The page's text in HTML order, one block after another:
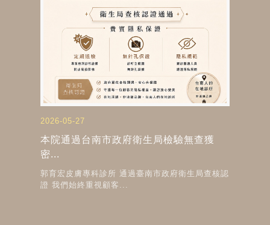
2026-05-27
本院通過台南市政府衛生局檢驗無查獲
郭育宏皮膚專科診所 通過臺南市政府衛生局查核認